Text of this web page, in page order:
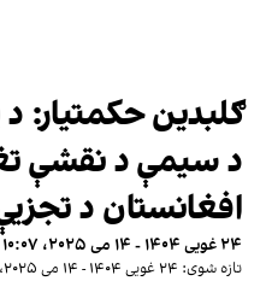
ګلبدین حکمتیار:
د سیمې د نقشې
افغانستان د
۲۴ غویی ۱۴۰۴ - ۱۴ می ۲۰۲۵، ۱۰:۰۷ GMT+۱
تازه شوی: ۲۴ غویی ۱۴۰۴ - ۱۴ می ۲۰۲۵، ۱۶:۰۰ GMT+۱